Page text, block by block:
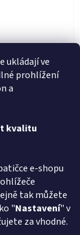
ukládají ve
prohlížení
a
kvalitu
e-shopu
tak můžete
"Nastavení" v
za vhodné.